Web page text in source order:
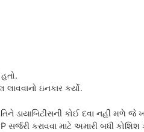
ઇનકાર કર્યો.
ડાયાબિટીસની કોઈ દવા નહીં મળે જે
કરાવવા માટે અમારી બધી